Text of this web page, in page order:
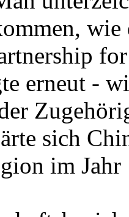
erneut -
sich
im Jahr